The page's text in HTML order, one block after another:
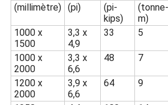
(millimètre) (pi)
(pi-
kips)
(tonne-
m)
1000 x
1500
3,3 x
4,9
33 5
1000 x
2000
3,3 x
6,6
48 7
1200 x
2000
3,9 x
6,6
64 9